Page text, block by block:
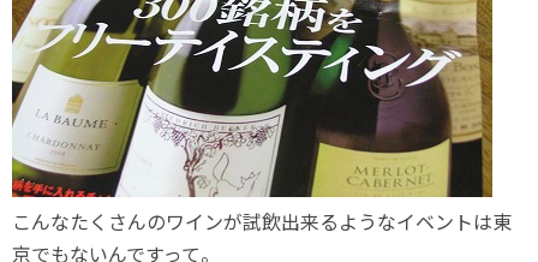
こんなたくさんのワインが試飲出来るようなイベントは東
京でもないんですって。